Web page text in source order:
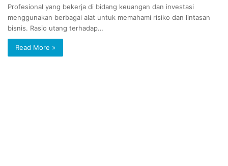
Profesional yang bekerja di bidang keuangan dan investasi
menggunakan berbagai alat untuk memahami risiko dan lintasan
bisnis. Rasio utang terhadap…
Read More »